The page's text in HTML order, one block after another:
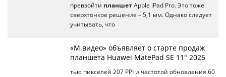
превзойти планшет Apple iPad Pro. Это тоже
сверхтонкое решение – 5,1 мм. Однако следует
учитывать, что
«М.видео» объявляет о старте продаж
планшета Huawei MatePad SE 11″ 2026
тью пикселей 207 PPI и частотой обновления 60